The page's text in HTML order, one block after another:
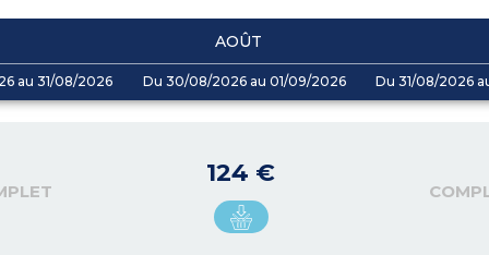
AOÛT
au 31/08/2026 Du 30/08/2026 au 01/09/2026 Du 31/08/2026
124 €